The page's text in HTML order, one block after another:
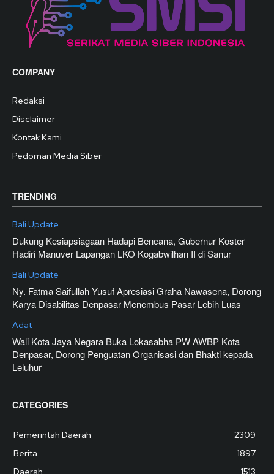
COMPANY
Redaksi
Disclaimer
Kontak Kami
Pedoman Media Siber
TRENDING
Bali Update
Dukung Kesiapsiagaan Hadapi Bencana, Gubernur Koster
Hadiri Manuver Lapangan LKO Kogabwilhan II di Sanur
Bali Update
Ny. Fatma Saifullah Yusuf Apresiasi Graha Nawasena, Dorong
Karya Disabilitas Denpasar Menembus Pasar Lebih Luas
Adat
Wali Kota Jaya Negara Buka Lokasabha PW AWBP Kota
Denpasar, Dorong Penguatan Organisasi dan Bhakti kepada
Leluhur
CATEGORIES
Pemerintah Daerah
2309
Berita
1897
Daerah
1513